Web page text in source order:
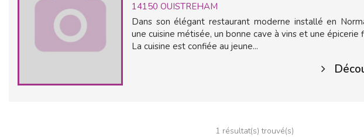
14150 OUISTREHAM
Dans son élégant restaurant moderne installé en
une cuisine métisée, un bonne cave à vins et une épicerie
La cuisine est confiée au jeune...
1 résultat(s) trouvé(s)